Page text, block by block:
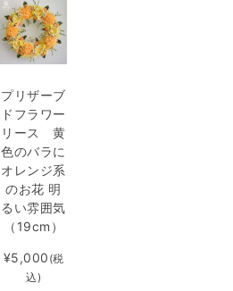
プリザーブ
ドフラワー
リース 黄
色のバラに
オレンジ系
のお花 明
るい雰囲気
（19cm）
¥5,000 (税
込)